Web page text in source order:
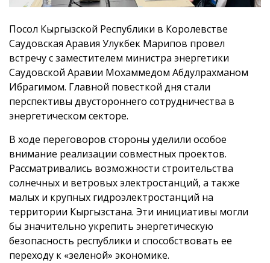
Посол Кыргызской Республики в Королевстве
Саудовская Аравия Улукбек Марипов провел
встречу с заместителем министра энергетики
Саудовской Аравии Мохаммедом Абдулрахманом
Ибрагимом. Главной повесткой дня стали
перспективы двустороннего сотрудничества в
энергетическом секторе.
В ходе переговоров стороны уделили особое
внимание реализации совместных проектов.
Рассматривались возможности строительства
солнечных и ветровых электростанций, а также
малых и крупных гидроэлектростанций на
территории Кыргызстана. Эти инициативы могли
бы значительно укрепить энергетическую
безопасность республики и способствовать ее
переходу к «зеленой» экономике.